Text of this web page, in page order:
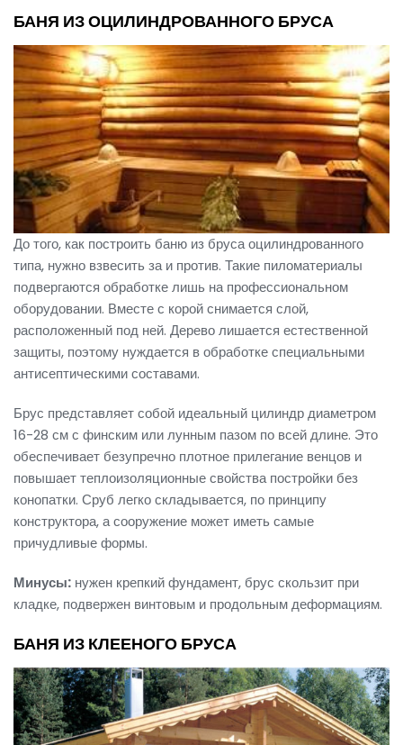
БАНЯ ИЗ ОЦИЛИНДРОВАННОГО БРУСА
До того, как построить баню из бруса оцилиндрованного
типа, нужно взвесить за и против. Такие пиломатериалы
подвергаются обработке лишь на профессиональном
оборудовании. Вместе с корой снимается слой,
расположенный под ней. Дерево лишается естественной
защиты, поэтому нуждается в обработке специальными
антисептическими составами.
Брус представляет собой идеальный цилиндр диаметром
16-28 см с финским или лунным пазом по всей длине. Это
обеспечивает безупречно плотное прилегание венцов и
повышает теплоизоляционные свойства постройки без
конопатки. Сруб легко складывается, по принципу
конструктора, а сооружение может иметь самые
причудливые формы.
Минусы: нужен крепкий фундамент, брус скользит при
кладке, подвержен винтовым и продольным деформациям.
БАНЯ ИЗ КЛЕЕНОГО БРУСА